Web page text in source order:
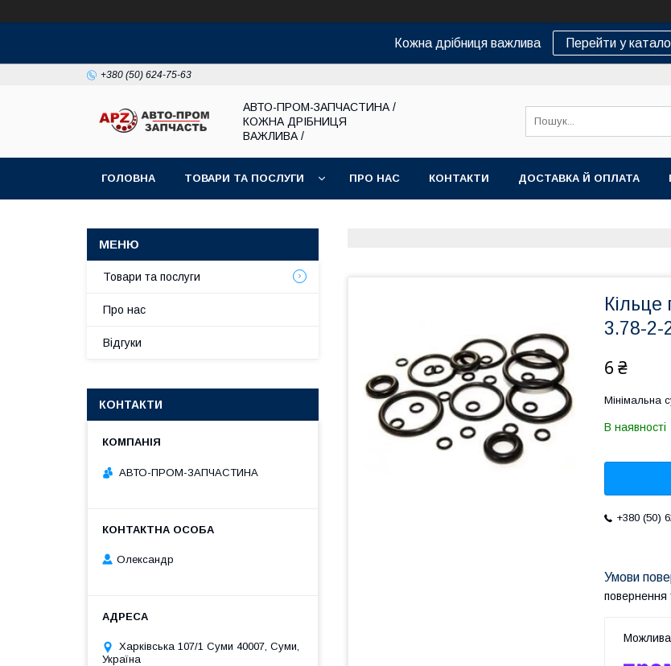
Кожна дрібниця важлива Перейти у
+380 (50) 624-75-63
АВТО-ПРОМ-ЗАПЧАСТИНА /
КОЖНА ДРІБНИЦЯ
ВАЖЛИВА /
ГОЛОВНА ТОВАРИ ТА ПОСЛУГИ ПРО НАС КОНТАКТИ ДОСТАВКА Й ОПЛАТА
Кільце
3.78-2-
6 ₴
Мінімальна
В наявності
+380 (50)
повернення
Товари та послуги
Про нас
Відгуки
КОНТАКТИ
АВТО-ПРОМ-ЗАПЧАСТИНА
Олександр
Харківська 107/1 Суми 40007, Суми,
Україна